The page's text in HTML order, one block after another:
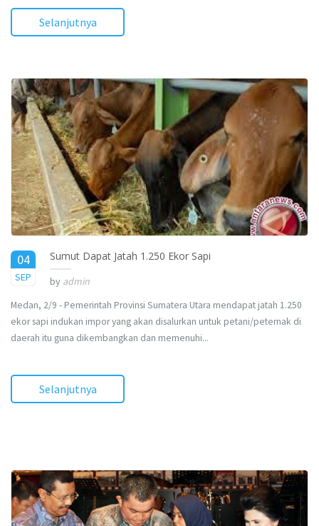
Selanjutnya
04
SEP
2015
Sumut Dapat Jatah 1.250 Ekor Sapi
by admin
Medan, 2/9 - Pemerintah Provinsi Sumatera Utara mendapat jatah 1.250
ekor sapi indukan impor yang akan disalurkan untuk petani/peternak di
daerah itu guna dikembangkan dan memenuhi...
Selanjutnya